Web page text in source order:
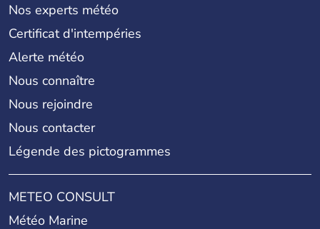
Nos experts météo
Certificat d'intempéries
Alerte météo
Nous connaître
Nous rejoindre
Nous contacter
Légende des pictogrammes
METEO CONSULT
Météo Marine